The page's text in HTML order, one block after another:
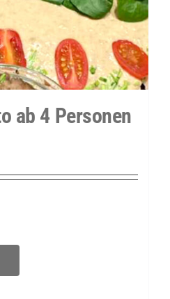
ab 4 Personen